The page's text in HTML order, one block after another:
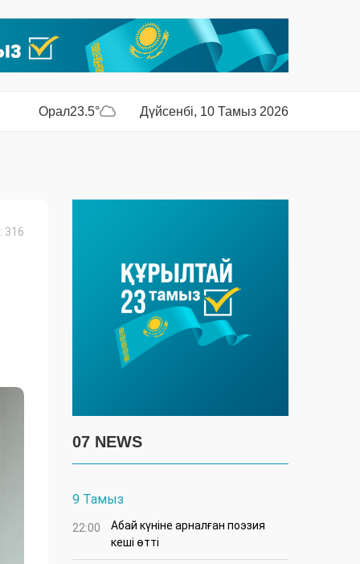
Орал23.5° Дүйсенбі, 10 Тамыз 2026
316
07 NEWS
9 Тамыз
22:00
Абай күніне арналған поэзия
кеші өтті